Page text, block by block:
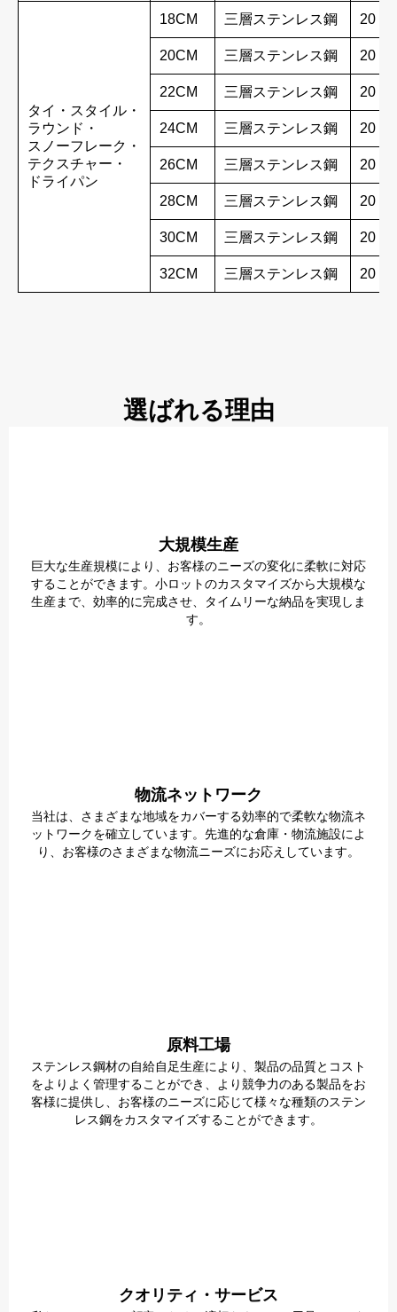
タイ・スタイル・
ラウンド・
スノーフレーク・
テクスチャー・
ドライパン
18CM 三層ステンレス鋼 20
20CM 三層ステンレス鋼 20
22CM 三層ステンレス鋼 20
24CM 三層ステンレス鋼 20
26CM 三層ステンレス鋼 20
28CM 三層ステンレス鋼 20
30CM 三層ステンレス鋼 20
32CM 三層ステンレス鋼 20
選ばれる理由
大規模生産
巨大な生産規模により、お客様のニーズの変化に柔軟に対応
することができます。小ロットのカスタマイズから大規模な
生産まで、効率的に完成させ、タイムリーな納品を実現しま
す。
物流ネットワーク
当社は、さまざまな地域をカバーする効率的で柔軟な物流ネ
ットワークを確立しています。先進的な倉庫・物流施設によ
り、お客様のさまざまな物流ニーズにお応えしています。
原料工場
ステンレス鋼材の自給自足生産により、製品の品質とコスト
をよりよく管理することができ、より競争力のある製品をお
客様に提供し、お客様のニーズに応じて様々な種類のステン
レス鋼をカスタマイズすることができます。
クオリティ・サービス